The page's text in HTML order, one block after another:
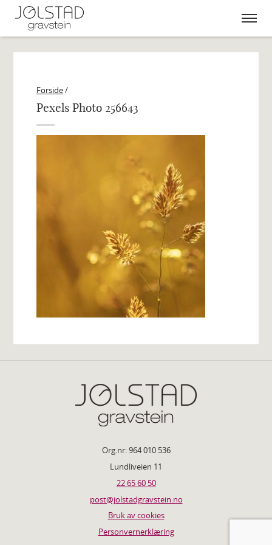
content
Forside/
Pexels Photo 256643
Org.nr: 964 010 536
Lundliveien 11
22 65 60 50
post@jolstadgravstein.no
Bruk av cookies
Personvernerklæring